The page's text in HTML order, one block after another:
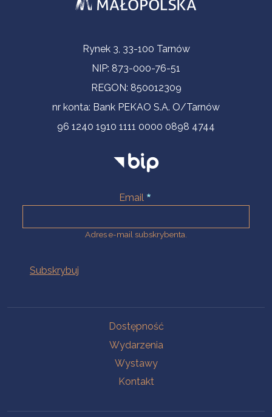
Informacje kontaktoweRynek 3, 33-100 Tarnów
NIP: 873-000-76-51
REGON: 850012309
nr konta: Bank PEKAO S.A. O/Tarnów
96 1240 1910 1111 0000 0898 4744
Email
Adres e-mail subskrybenta.
Dostępność
Wydarzenia
Wystawy
Kontakt